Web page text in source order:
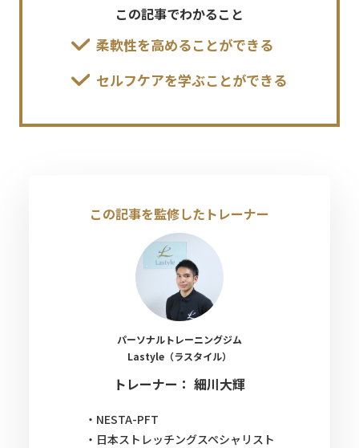
この記事でわかること
柔軟性を高めることができる
セルフケアを学ぶことができる
この記事を監修したトレーナー
パーソナルトレーニングジム
Lastyle（ラスタイル）
トレーナー： 細川大輝
・NESTA-PFT
・日本ストレッチングスペシャリスト